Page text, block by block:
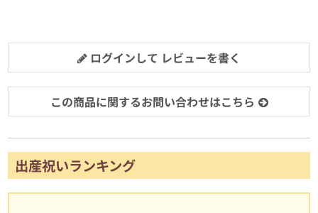
ログインして レビューを書く
この商品に関するお問い合わせはこちら
出産祝いランキング